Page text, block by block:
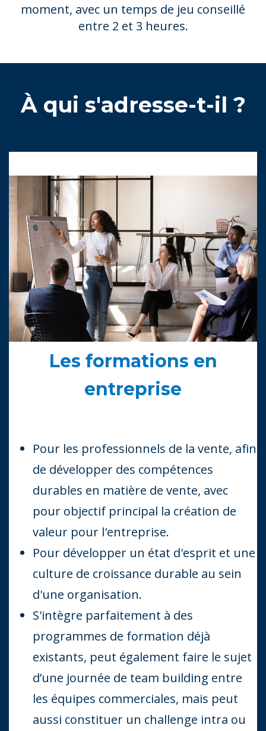
moment, avec un temps de jeu conseillé
entre 2 et 3 heures.
À qui s'adresse-t-il ?
Les formations en
entreprise
Pour les professionnels de la vente, afin
de développer des compétences
durables en matière de vente, avec
pour objectif principal la création de
valeur pour l'entreprise.
Pour développer un état d'esprit et une
culture de croissance durable au sein
d'une organisation.
S'intègre parfaitement à des
programmes de formation déjà
existants, peut également faire le sujet
d’une journée de team building entre
les équipes commerciales, mais peut
aussi constituer un challenge intra ou